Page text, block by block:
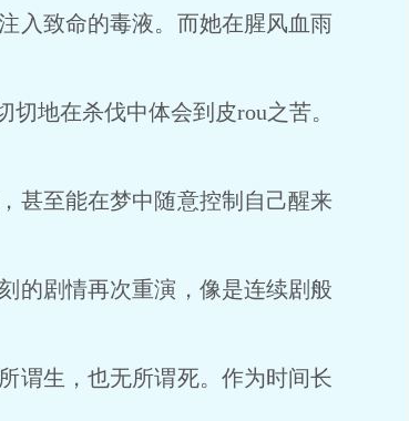
致命的毒液。而她在腥风血雨
地在杀伐中体会到皮rou之苦。
至能在梦中随意控制自己醒来
剧情再次重演，像是连续剧般
生，也无所谓死。作为时间长